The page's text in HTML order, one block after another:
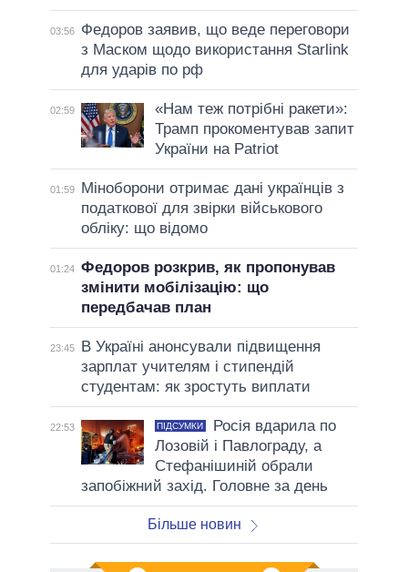
03:56
Федоров заявив, що веде переговори
з Маском щодо використання Starlink
для ударів по рф
02:59
«Нам теж потрібні ракети»:
Трамп прокоментував запит
України на Patriot
01:59
Міноборони отримає дані українців з
податкової для звірки військового
обліку: що відомо
01:24 Федоров розкрив, як пропонував
змінити мобілізацію: що
передбачав план
23:45
В Україні анонсували підвищення
зарплат учителям і стипендій
студентам: як зростуть виплати
22:53 ПІДСУМКИ
Росія вдарила по
Лозовій і Павлограду, а
Стефанішиній обрали
запобіжний захід. Головне за день
Більше новин